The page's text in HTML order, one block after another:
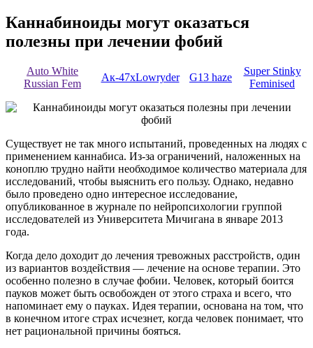
Каннабиноиды могут оказаться
полезны при лечении фобий
Auto White
Russian Fem
Ак-47хLowryder G13 haze
Super Stinky
Feminised
Существует не так много испытаний, проведенных на людях с
применением каннабиса. Из-за ограничений, наложенных на
коноплю трудно найти необходимое количество материала для
исследований, чтобы выяснить его пользу. Однако, недавно
было проведено одно интересное исследование,
опубликованное в журнале по нейропсихологии группой
исследователей из Университета Мичигана в январе 2013
года.
Когда дело доходит до лечения тревожных расстройств, один
из вариантов воздействия — лечение на основе терапии. Это
особенно полезно в случае фобии. Человек, который боится
пауков может быть освобожден от этого страха и всего, что
напоминает ему о пауках. Идея терапии, основана на том, что
в конечном итоге страх исчезнет, когда человек понимает, что
нет рациональной причины бояться.